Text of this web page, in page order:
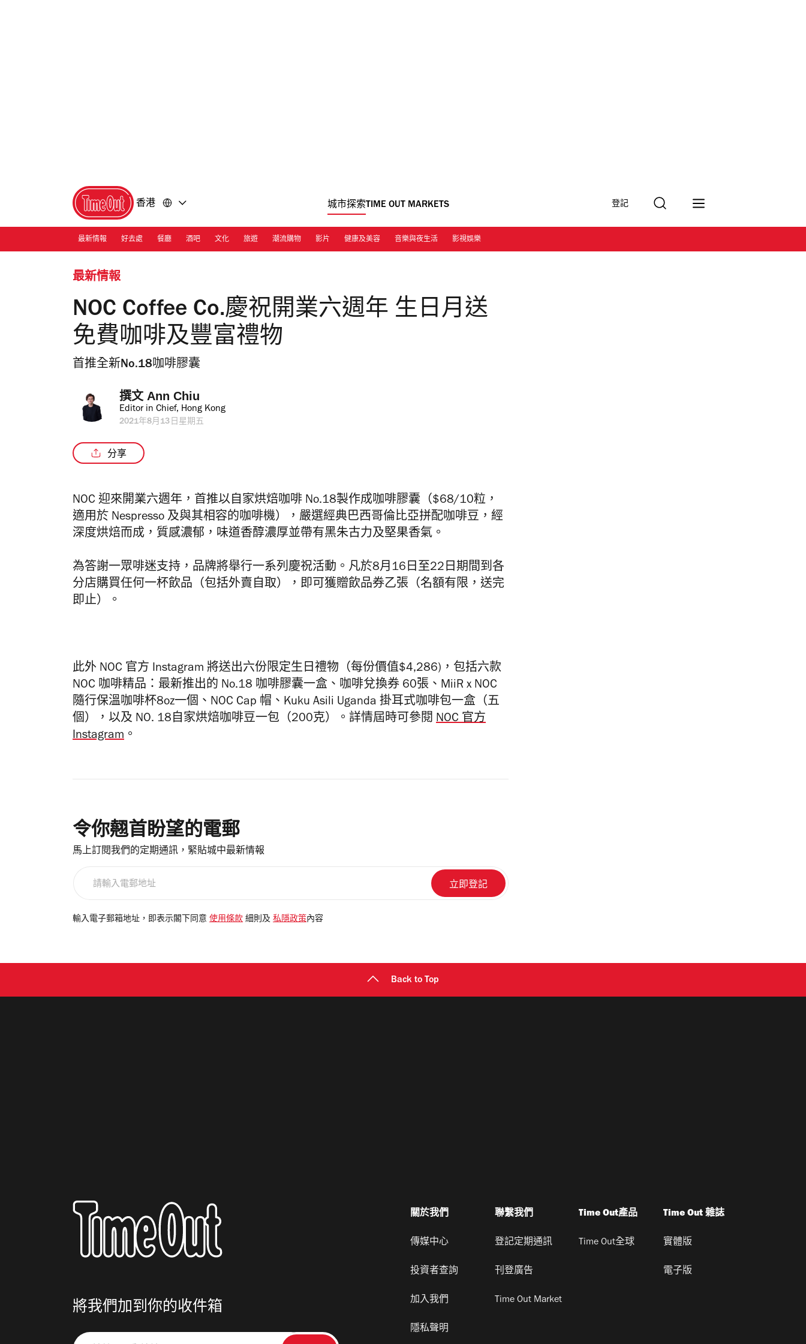
香港 城市探索TIME OUT MARKETS 登記
最新情報 好去處 餐廳 酒吧 文化 旅遊 潮流購物 影片 健康及美容 音樂與夜生活 影視娛樂
最新情報
NOC Coffee Co.慶祝開業六週年 生日月送
免費咖啡及豐富禮物
首推全新No.18咖啡膠囊
撰文 Ann Chiu
Editor in Chief, Hong Kong
2021年8月13日星期五
分享
NOC 迎來開業六週年，首推以自家烘焙咖啡 No.18製作成咖啡膠囊（$68/10粒，
適用於 Nespresso 及與其相容的咖啡機），嚴選經典巴西哥倫比亞拼配咖啡豆，經
深度烘焙而成，質感濃郁，味道香醇濃厚並帶有黑朱古力及堅果香氣。
為答謝一眾啡迷支持，品牌將舉行一系列慶祝活動。凡於8月16日至22日期間到各
分店購買任何一杯飲品（包括外賣自取），即可獲贈飲品券乙張（名額有限，送完
即止）。
此外 NOC 官方 Instagram 將送出六份限定生日禮物（每份價值$4,286)，包括六款
NOC 咖啡精品：最新推出的 No.18 咖啡膠囊一盒、咖啡兌換券 60張、MiiR x NOC
隨行保溫咖啡杯8oz一個、NOC Cap 帽、Kuku Asili Uganda 掛耳式咖啡包一盒（五
個），以及 NO. 18自家烘焙咖啡豆一包（200克）。詳情屆時可參閱 NOC 官方
Instagram 。
令你翹首盼望的電郵
馬上訂閱我們的定期通訊，緊貼城中最新情報
電
輸入電子郵箱地址，即表示閣下同意 使用條款 細則及 私隱政策 內容
Back to Top
將我們加到你的收件箱
請
關於我們
傳媒中心
投資者查詢
加入我們
隱私聲明
聯繫我們
登記定期通訊
刊登廣告
Time Out Market
Time Out產品
Time Out全球
Time Out 雜誌
實體版
電子版